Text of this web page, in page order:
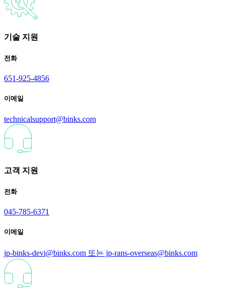
기술 지원
전화
651-925-4856
이메일
technicalsupport@binks.com
고객 지원
전화
045-785-6371
이메일
jp-binks-devi@binks.com 또는 jp-rans-overseas@binks.com